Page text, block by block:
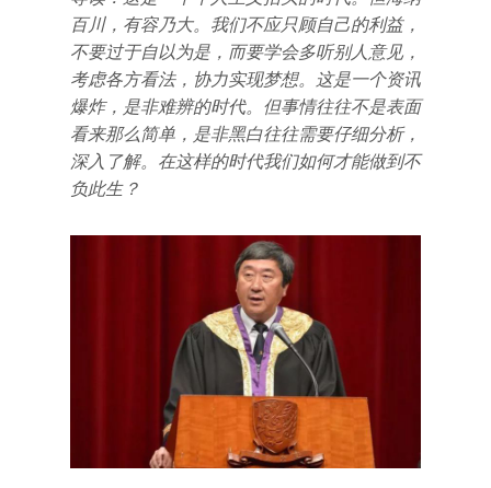
百川，有容乃大。我们不应只顾自己的利益，
不要过于自以为是，而要学会多听别人意见，
考虑各方看法，协力实现梦想。这是一个资讯
爆炸，是非难辨的时代。但事情往往不是表面
看来那么简单，是非黑白往往需要仔细分析，
深入了解。在这样的时代我们如何才能做到不
负此生？